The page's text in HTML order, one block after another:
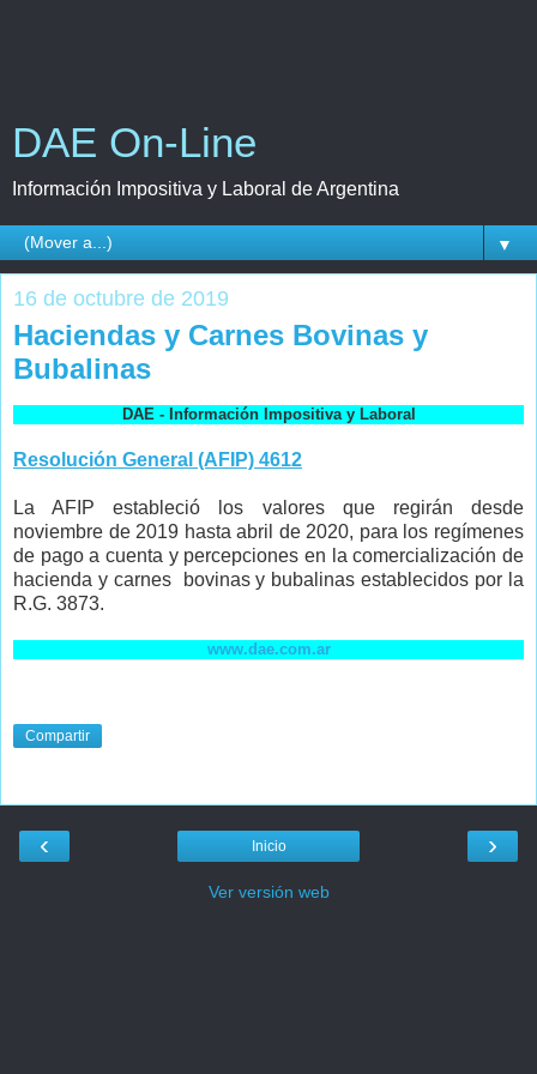
DAE On-Line
Información Impositiva y Laboral de Argentina
▼
16 de octubre de 2019
Haciendas y Carnes Bovinas y
Bubalinas
DAE - Información Impositiva y Laboral
Resolución General (AFIP) 4612
La AFIP estableció los valores que regirán desde
noviembre de 2019 hasta abril de 2020, para los regímenes
de pago a cuenta y percepciones en la comercialización de
hacienda y carnes bovinas y bubalinas establecidos por la
R.G. 3873.
www.dae.com.ar
Compartir
‹ ›
Inicio
Ver versión web